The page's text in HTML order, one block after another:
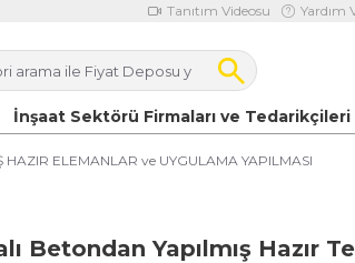
Tanıtım Videosu Yardım
İnşaat Sektörü Firmaları ve Tedarikçileri
HAZIR ELEMANLAR ve UYGULAMA YAPILMASI
Betondan Yapılmış Hazır